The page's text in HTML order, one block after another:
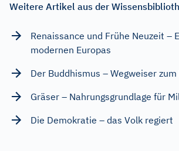
Weitere Artikel aus der
Renaissance und Frühe Neuzeit –
modernen Europas
Der Buddhismus – Wegweiser zum
Gräser – Nahrungsgrundlage für
Die Demokratie – das Volk regiert